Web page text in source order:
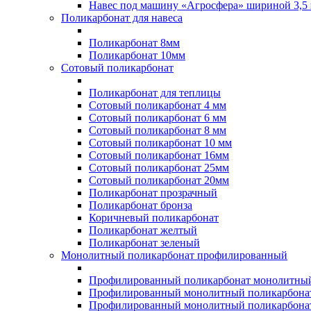
Навес под машину «Агросфера» шириной 3,5
Поликарбонат для навеса
Поликарбонат 8мм
Поликарбонат 10мм
Сотовый поликарбонат
Поликарбонат для теплицы
Сотовый поликарбонат 4 мм
Сотовый поликарбонат 6 мм
Сотовый поликарбонат 8 мм
Сотовый поликарбонат 10 мм
Сотовый поликарбонат 16мм
Сотовый поликарбонат 25мм
Сотовый поликарбонат 20мм
Поликарбонат прозрачный
Поликарбонат бронза
Коричневый поликарбонат
Поликарбонат желтый
Поликарбонат зеленый
Монолитный поликарбонат профилированный
Профилированный поликарбонат
Профилированный монолитный
Профилированный монолитный